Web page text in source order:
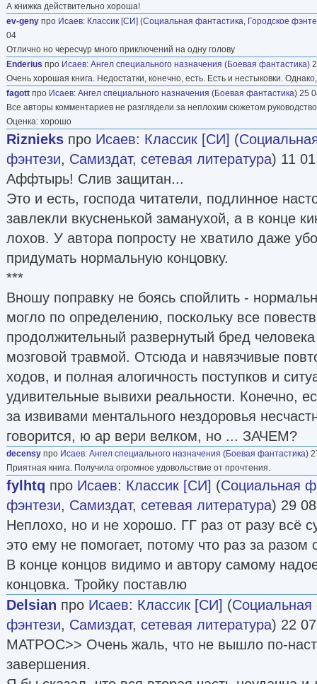
А книжка действительно хороша!
ev-geny про Исаев: Классик [СИ] (Социальная фантастика, Городское
04
Отлично но чересчур много приключений на одну голову
Enderius про Исаев: Ангел специального назначения (Боевая фантастика)
Очень хорошая книга. Недостатки, конечно, есть. Есть и нестыковки.
fagott про Исаев: Ангел специального назначения (Боевая фантастика) 25
Все авторы комментариев не разглядели за неплохим сюжетом
Оценка: хорошо
Riznieks про Исаев: Классик [СИ] (
фэнтези, Самиздат, сетевая литература) 11 01
Аффтырь! Слив защитан...
Это и есть, господа читатели, подлинное
завлекли вкусненькой заманухой, а в конце
лохов. У автора попросту не хватило даже
придумать нормальную концовку.
***
Вношу поправку не боясь спойлить -
могло по определению, поскольку все
продолжительный развернутый бред
мозговой травмой. Отсюда и навязчивые
ходов, и полная алогичность поступков и
удивительные вывихи реальности. Конечно,
за извивами ментального нездоровья
говорится, ю ар вери велком, но ... ЗАЧЕМ?
decensy про Исаев: Ангел специального назначения (Боевая фантастика)
Приятная книга. Получила огромное удовольствие от прочтения.
fуlhtq про Исаев: Классик [СИ] (Социальная
фэнтези, Самиздат, сетевая литература) 29 08
Неплохо, но и не хорошо. ГГ раз от разу всё
это ему не помогает, потому что раз за разом
В конце концов видимо и автору самому
концовка. Тройку поставлю
Delsian про Исаев: Классик [СИ] (Социальная
фэнтези, Самиздат, сетевая литература) 22 07
МАТРОС>> Очень жаль, что не вышло по-
завершения.